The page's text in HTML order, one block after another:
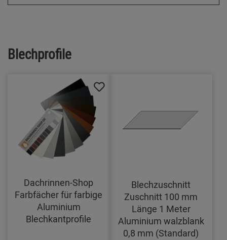
Blechprofile
Dachrinnen-Shop
Farbfächer für farbige
Aluminium
Blechkantprofile
Blechzuschnitt
Zuschnitt 100 mm
Länge 1 Meter
Aluminium walzblank
0,8 mm (Standard)